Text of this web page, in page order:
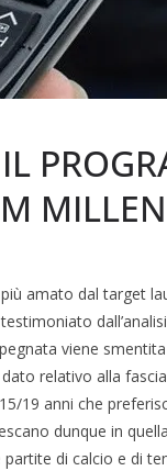
amato dal target
viene
relativo alla
19 anni che
dunque in
di calcio e di